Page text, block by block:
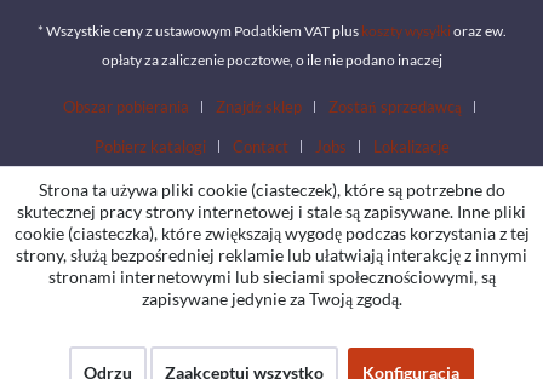
* Wszystkie ceny z ustawowym Podatkiem VAT plus koszty wysyłki oraz ew.
opłaty za zaliczenie pocztowe, o ile nie podano inaczej
Obszar pobierania Znajdź sklep Zostań sprzedawcą
Pobierz katalogi Contact Jobs Lokalizacje
Strona ta używa pliki cookie (ciasteczek), które są potrzebne do
skutecznej pracy strony internetowej i stale są zapisywane. Inne pliki
cookie (ciasteczka), które zwiększają wygodę podczas korzystania z tej
strony, służą bezpośredniej reklamie lub ułatwiają interakcję z innymi
stronami internetowymi lub sieciami społecznościowymi, są
zapisywane jedynie za Twoją zgodą.
Odrzu Zaakceptuj wszystko Konfiguracja